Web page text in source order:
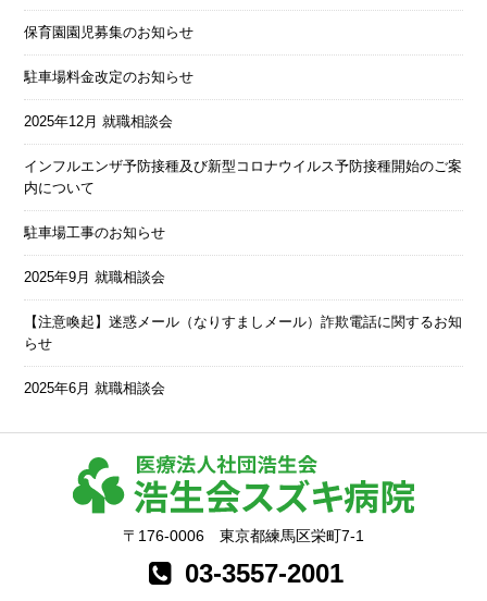
保育園園児募集のお知らせ
駐車場料金改定のお知らせ
2025年12月 就職相談会
インフルエンザ予防接種及び新型コロナウイルス予防接種開始のご案
内について
駐車場工事のお知らせ
2025年9月 就職相談会
【注意喚起】迷惑メール（なりすましメール）詐欺電話に関するお知
らせ
2025年6月 就職相談会
〒176-0006 東京都練馬区栄町7-1
03-3557-2001